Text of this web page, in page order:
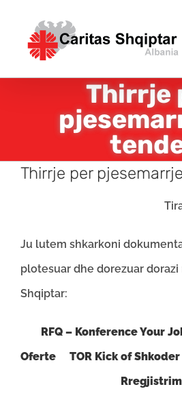
content
Thirrje
Thirrje per
Ju lutem shkarkoni
plotesuar dhe dorezuar dorazi
Shqiptar:
RFQ – Konference Your
Oferte
TOR Kick of Shkoder